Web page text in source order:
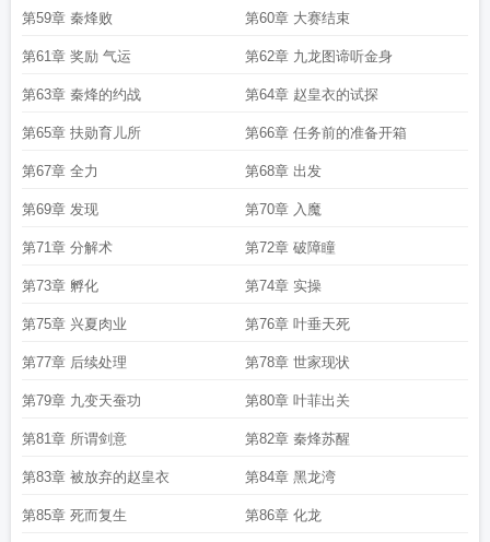
第59章 秦烽败 第60章 大赛结束
第61章 奖励 气运 第62章 九龙图谛听金身
第63章 秦烽的约战 第64章 赵皇衣的试探
第65章 扶勋育儿所 第66章 任务前的准备开箱
第67章 全力 第68章 出发
第69章 发现 第70章 入魔
第71章 分解术 第72章 破障瞳
第73章 孵化 第74章 实操
第75章 兴夏肉业 第76章 叶垂天死
第77章 后续处理 第78章 世家现状
第79章 九变天蚕功 第80章 叶菲出关
第81章 所谓剑意 第82章 秦烽苏醒
第83章 被放弃的赵皇衣 第84章 黑龙湾
第85章 死而复生 第86章 化龙